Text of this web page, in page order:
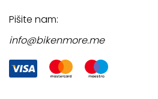
Pišite nam:
info@bikenmore.me